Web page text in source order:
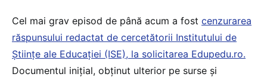
Cel mai grav episod de până acum a fost cenzurarea
răspunsului redactat de cercetătorii Institutului de
Științe ale Educației (ISE), la solicitarea Edupedu.ro.
Documentul inițial, obținut ulterior pe surse și